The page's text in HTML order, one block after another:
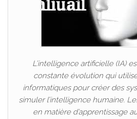
L’intelligence artificielle (IA)
constante évolution qui
informatiques pour créer des
simuler l’intelligence humaine.
en matière d’apprentissage